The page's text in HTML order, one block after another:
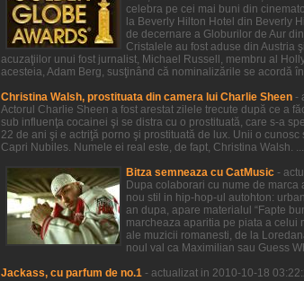
celebra pe cei mai buni din
la Beverly Hilton Hotel din Beverly
de decernare a Globurilor de Aur
Cristalele au fost aduse din Austria
acuzaţiilor unui fost jurnalist, Michael Russell, membru al
acesteia, Adam Berg, susţinând că nominalizările se acordă
Christina Walsh, prostituata din camera lui Charlie Sheen -
Actorul Charlie Sheen a fost arestat zilele trecute după ce a
sub influenţa cocainei şi se distra cu o prostituată, care s-a
22 de ani şi e actriţă porno şi prostituată de lux. Unii o
Capri Nubiles. Numele ei real este, de fapt, Christina Walsh. ...
Bitza semneaza cu CatMusic -
Dupa colaborari cu nume de
nou stil in hip-hop-ul autohton:
an dupa, apare materialul “Fapte
marcheaza aparitia pe piata a celui
ale muzicii romanesti, de la
noul val ca Maximilian sau Guess
Jackass, cu parfum de no.1 - actualizat in 2010-10-18